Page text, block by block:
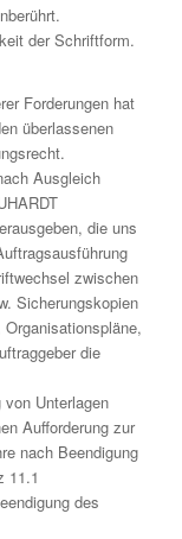
der Schriftform.
Forderungen hat
überlassenen
Ausgleich
die uns
zwischen
Sicherungskopien
die
Unterlagen
Aufforderung zur
nach Beendigung
11.1
des